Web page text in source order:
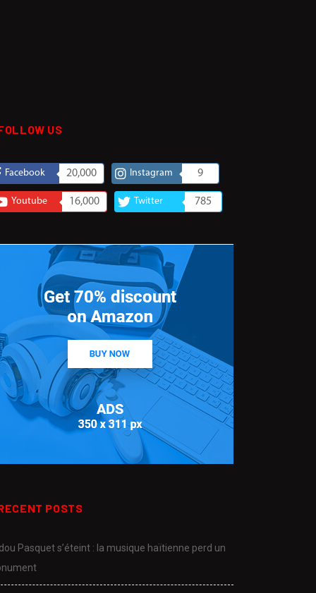
US
Facebook 20,000 Instagram 9
Youtube 16,000 Twitter 785
POSTS
Pasquet s’éteint : la musique haïtienne perd un